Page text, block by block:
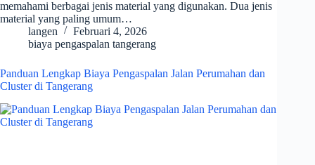
memahami berbagai jenis material yang digunakan. Dua jenis
material yang paling umum…
langen
Februari 4, 2026
biaya pengaspalan tangerang
Panduan Lengkap Biaya Pengaspalan Jalan Perumahan dan
Cluster di Tangerang